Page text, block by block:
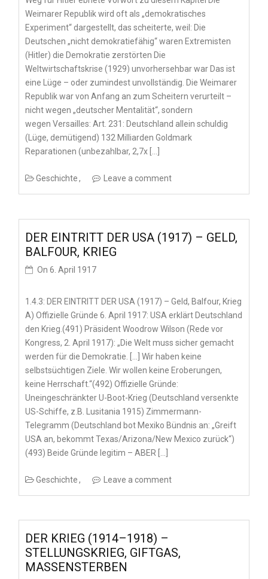
Weimarer Republik wird oft als „demokratisches
Experiment“ dargestellt, das scheiterte, weil: Die
Deutschen „nicht demokratiefähig“ waren Extremisten
(Hitler) die Demokratie zerstörten Die
Weltwirtschaftskrise (1929) unvorhersehbar war Das ist
eine Lüge – oder zumindest unvollständig. Die Weimarer
Republik war von Anfang an zum Scheitern verurteilt –
nicht wegen „deutscher Mentalität“, sondern
wegen Versailles: Art. 231: Deutschland allein schuldig
(Lüge, demütigend) 132 Milliarden Goldmark
Reparationen (unbezahlbar, 2,7x […]
Geschichte Leave a comment
DER EINTRITT DER USA (1917) – GELD,
BALFOUR, KRIEG
On 6. April 1917
1.4.3: DER EINTRITT DER USA (1917) – Geld, Balfour, Krieg
A) Offizielle Gründe 6. April 1917: USA erklärt Deutschland
den Krieg.(491) Präsident Woodrow Wilson (Rede vor
Kongress, 2. April 1917): „Die Welt muss sicher gemacht
werden für die Demokratie. […] Wir haben keine
selbstsüchtigen Ziele. Wir wollen keine Eroberungen,
keine Herrschaft.“(492) Offizielle Gründe:
Uneingeschränkter U-Boot-Krieg (Deutschland versenkte
US-Schiffe, z.B. Lusitania 1915) Zimmermann-
Telegramm (Deutschland bot Mexiko Bündnis an: „Greift
USA an, bekommt Texas/Arizona/New Mexico zurück“)
(493) Beide Gründe legitim – ABER […]
Geschichte Leave a comment
DER KRIEG (1914–1918) –
STELLUNGSKRIEG, GIFTGAS,
MASSENSTERBEN